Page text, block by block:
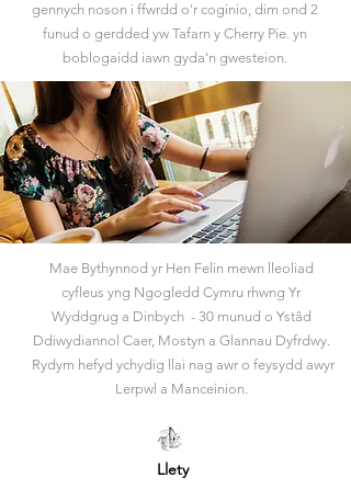
gennych noson i ffwrdd o'r coginio, dim ond 2
funud o gerdded yw Tafarn y Cherry Pie. yn
boblogaidd iawn gyda'n gwesteion.
Mae Bythynnod yr Hen Felin mewn lleoliad
cyfleus yng Ngogledd Cymru rhwng Yr
Wyddgrug a Dinbych - 30 munud o Ystâd
Ddiwydiannol Caer, Mostyn a Glannau Dyfrdwy.
Rydym hefyd ychydig llai nag awr o feysydd awyr
Lerpwl a Manceinion.
Llety